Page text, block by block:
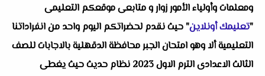
ومعلمات وأولياء الأمور زوار و متابعى موقعكم التعليمى
"تعليمك أونلاين" حيث نقدم لحضراتكم اليوم واحد من انفراداتنا
التعليمية ألا وهوامتحان الجبر محافظة الدقهلية بالاجابات للصف
الثالث الاعدادى الترم الاول 2023
نظام حديث حيث يغطى